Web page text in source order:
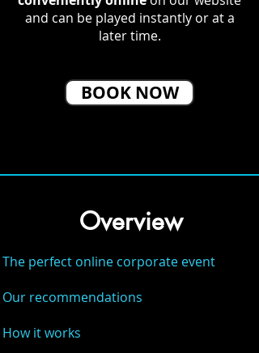
and can be played instantly or at a
later time.
BOOK NOW
Overview
The perfect online corporate event
Our recommendations
How it works